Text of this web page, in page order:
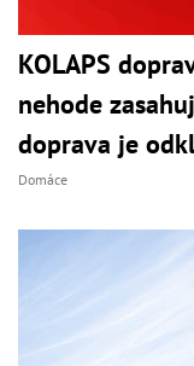
KOLAPS
nehode
doprava je
Domáce